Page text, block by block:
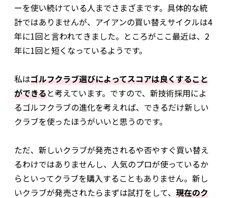
ーを使い続けている人までさまざまです。具体的な統
計ではありませんが、アイアンの買い替えサイクルは4
年に1回と言われてきました。ところがここ最近は、2
年に1回と短くなっているようです。
私はゴルフクラブ選びによってスコアは良くすること
ができると考えています。ですので、新技術採用によ
るゴルフクラブの進化を考えれば、できるだけ新しい
クラブを使ったほうがいいと思うのです。
ただ、新しいクラブが発売されるや否やすぐ買い替え
るわけではありませんし、人気のプロが使っているか
らといってクラブを購入することもありません。新し
いクラブが発売されたらまずは試打をして、 現在のク